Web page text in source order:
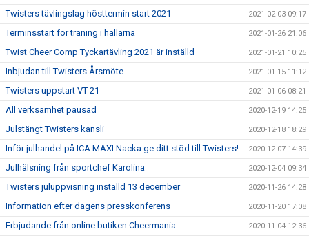
Twisters tävlingslag hösttermin start 2021 2021-02-03 09:17
Terminsstart för träning i hallarna 2021-01-26 21:06
Twist Cheer Comp Tyckartävling 2021 är inställd 2021-01-21 10:25
Inbjudan till Twisters Årsmöte 2021-01-15 11:12
Twisters uppstart VT-21 2021-01-06 08:21
All verksamhet pausad 2020-12-19 14:25
Julstängt Twisters kansli 2020-12-18 18:29
Inför julhandel på ICA MAXI Nacka ge ditt stöd till Twisters! 2020-12-07 14:39
Julhälsning från sportchef Karolina 2020-12-04 09:34
Twisters juluppvisning inställd 13 december 2020-11-26 14:28
Information efter dagens presskonferens 2020-11-20 17:08
Erbjudande från online butiken Cheermania 2020-11-04 12:36